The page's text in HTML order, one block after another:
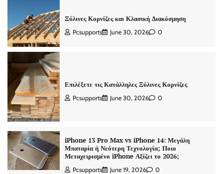
Ξύλινες Κορνίζες και Κλασική Διακόσμηση
Pcsupports June 30, 2026 0
Επιλέξετε τις Κατάλληλες Ξύλινες Κορνίζες
Pcsupports June 30, 2026 0
iPhone 13 Pro Max vs iPhone 14: Μεγάλη
Μπαταρία ή Νεότερη Τεχνολογία; Ποιο
Μεταχειρισμένο iPhone Αξίζει το 2026;
Pcsupports June 19, 2026 0